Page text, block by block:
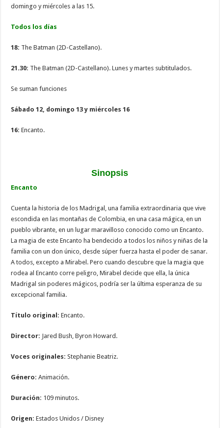
domingo y miércoles a las 15.
Todos los días
18: The Batman (2D-Castellano).
21.30: The Batman (2D-Castellano). Lunes y martes subtitulados.
Se suman funciones
Sábado 12, domingo 13 y miércoles 16
16: Encanto.
Sinopsis
Encanto
Cuenta la historia de los Madrigal, una familia extraordinaria que vive
escondida en las montañas de Colombia, en una casa mágica, en un
pueblo vibrante, en un lugar maravilloso conocido como un Encanto.
La magia de este Encanto ha bendecido a todos los niños y niñas de la
familia con un don único, desde súper fuerza hasta el poder de sanar.
A todos, excepto a Mirabel. Pero cuando descubre que la magia que
rodea al Encanto corre peligro, Mirabel decide que ella, la única
Madrigal sin poderes mágicos, podría ser la última esperanza de su
excepcional familia.
Título original: Encanto.
Director: Jared Bush, Byron Howard.
​Voces originales: Stephanie Beatriz.
Género: Animación.
Duración: 109 minutos.
Origen: Estados Unidos / Disney